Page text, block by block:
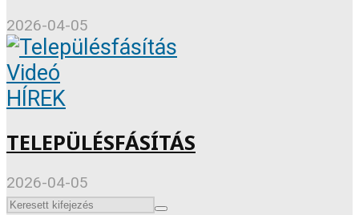
2026-04-05
Videó
HÍREK
TELEPÜLÉSFÁSÍTÁS
2026-04-05